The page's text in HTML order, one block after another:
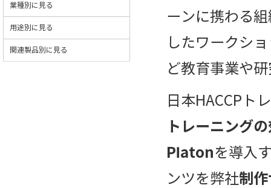
ーンに携わる
したワークシ
ど教育事業や
日本HACCPト
トレーニング
Platonを導入
ンツを弊社制
業種別に見る
用途別に見る
関連製品別に見る